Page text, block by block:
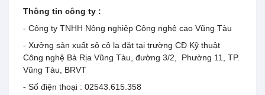
Thông tin công ty :
- Công ty TNHH Nông nghiệp Công nghệ cao Vũng Tàu
- Xưởng sản xuất sô cô la đặt tại trường CĐ Kỹ thuật
Công nghệ Bà Rịa Vũng Tàu, đường 3/2, Phường 11, TP.
Vũng Tàu, BRVT
- Số điện thoại : 02543.615.358